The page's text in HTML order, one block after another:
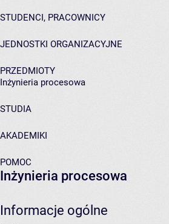
STUDENCI, PRACOWNICY
JEDNOSTKI ORGANIZACYJNE
PRZEDMIOTY
Inżynieria procesowa
STUDIA
AKADEMIKI
POMOC
Inżynieria procesowa
Informacje ogólne